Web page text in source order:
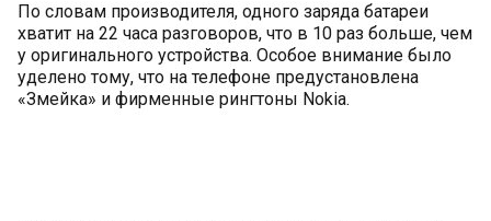
По словам производителя, одного заряда батареи
хватит на 22 часа разговоров, что в 10 раз больше, чем
у оригинального устройства. Особое внимание было
уделено тому, что на телефоне предустановлена
«Змейка» и фирменные рингтоны Nokia.